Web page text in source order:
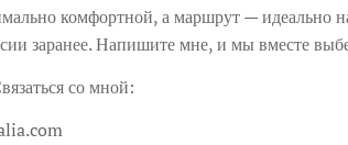
комфортной, а маршрут — идеально
заранее. Напишите мне, и мы вместе
со мной: